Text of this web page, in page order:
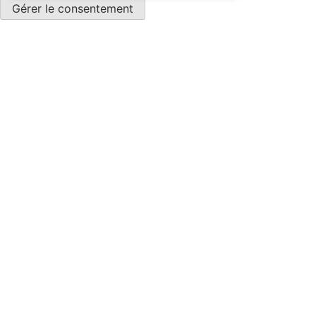
Gérer le consentement